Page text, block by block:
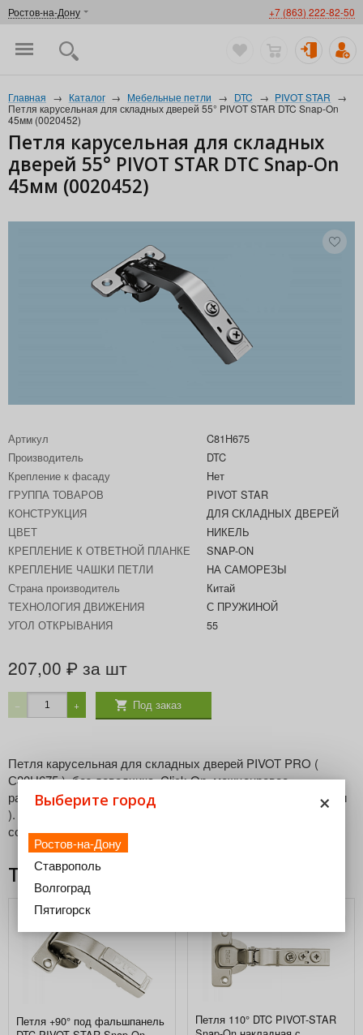
Ростов-на-Дону +7 (863) 222-82-50
Главная → Каталог → Мебельные петли → DTC → PIVOT STAR →
Петля карусельная для складных дверей 55° PIVOT STAR DTC Snap-On
45мм (0020452)
Петля карусельная для складных
дверей 55° PIVOT STAR DTC Snap-On
45мм (0020452)
Артикул
C81H675
Производитель
DTC
Крепление к фасаду
Нет
ГРУППА ТОВАРОВ
PIVOT STAR
КОНСТРУКЦИЯ
ДЛЯ СКЛАДНЫХ ДВЕРЕЙ
ЦВЕТ
НИКЕЛЬ
КРЕПЛЕНИЕ К ОТВЕТНОЙ ПЛАНКЕ
SNAP-ON
КРЕПЛЕНИЕ ЧАШКИ ПЕТЛИ
НА САМОРЕЗЫ
Страна производитель
Китай
ТЕХНОЛОГИЯ ДВИЖЕНИЯ
С ПРУЖИНОЙ
УГОЛ ОТКРЫВАНИЯ
55
207,00 ₽ за шт
− + Под заказ
Петля карусельная для складных дверей PIVOT PRO (
С80Н675 ), без доводчика, Click-On, межценровое
расстояние в чашке 45 мм, без подкладки ( ответной планки
). Устанавливается преимущественно в угловые модули
совместно с петлей 155 градусов
Товары из этой категории
Петля +90° под фальшпанель
Петля 110° DTC PIVOT-STAR
×
Выберите город
Ростов-на-Дону
Ставрополь
Волгоград
Пятигорск